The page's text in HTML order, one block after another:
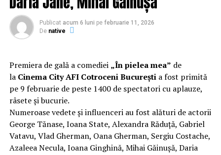
Publicat acum 6 luni pe februarie 11, 2026
De native
Premiera de gală a comediei „În pielea mea” de
la Cinema City AFI Cotroceni Bucureștia fost primită
pe 9 februarie de peste 1400 de spectatori cu aplauze,
râsete și bucurie.
Numeroase vedete și influenceri au fost alături de actorii
George Tănase, Ioana State, Alexandra Răduță, Gabriel
Vatavu, Vlad Gherman, Oana Gherman, Sergiu Costache,
Azaleea Necula, Ioana Ginghină, Mihai Găinușă, Daria